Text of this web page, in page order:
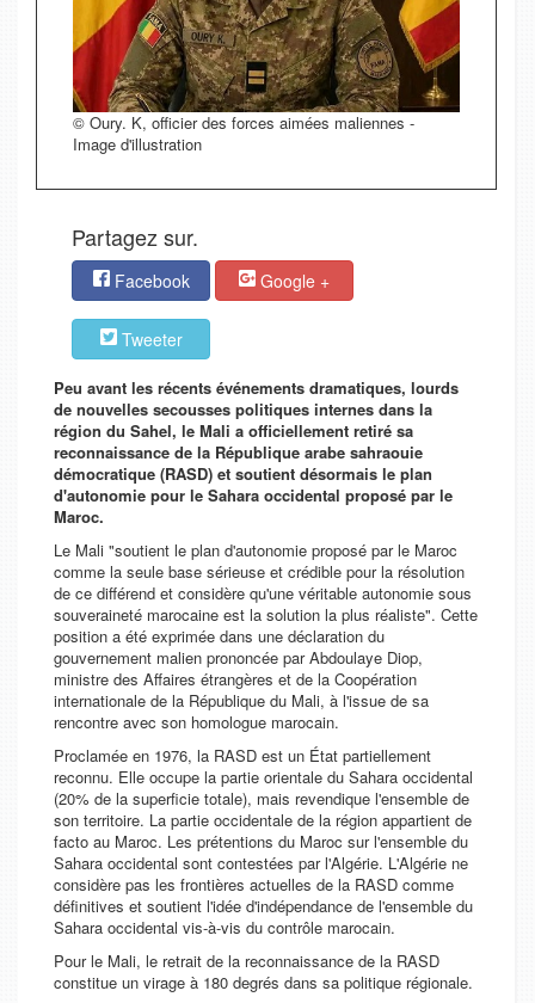
© Oury. K, officier des forces aimées maliennes -
Image d'illustration
Partagez sur.
Facebook Google +
Tweeter
Peu avant les récents événements dramatiques, lourds
de nouvelles secousses politiques internes dans la
région du Sahel, le Mali a officiellement retiré sa
reconnaissance de la République arabe sahraouie
démocratique (RASD) et soutient désormais le plan
d'autonomie pour le Sahara occidental proposé par le
Maroc.
Le Mali "soutient le plan d'autonomie proposé par le Maroc
comme la seule base sérieuse et crédible pour la résolution
de ce différend et considère qu'une véritable autonomie sous
souveraineté marocaine est la solution la plus réaliste". Cette
position a été exprimée dans une déclaration du
gouvernement malien prononcée par Abdoulaye Diop,
ministre des Affaires étrangères et de la Coopération
internationale de la République du Mali, à l'issue de sa
rencontre avec son homologue marocain.
Proclamée en 1976, la RASD est un État partiellement
reconnu. Elle occupe la partie orientale du Sahara occidental
(20% de la superficie totale), mais revendique l'ensemble de
son territoire. La partie occidentale de la région appartient de
facto au Maroc. Les prétentions du Maroc sur l'ensemble du
Sahara occidental sont contestées par l'Algérie. L'Algérie ne
considère pas les frontières actuelles de la RASD comme
définitives et soutient l'idée d'indépendance de l'ensemble du
Sahara occidental vis-à-vis du contrôle marocain.
Pour le Mali, le retrait de la reconnaissance de la RASD
constitue un virage à 180 degrés dans sa politique régionale.